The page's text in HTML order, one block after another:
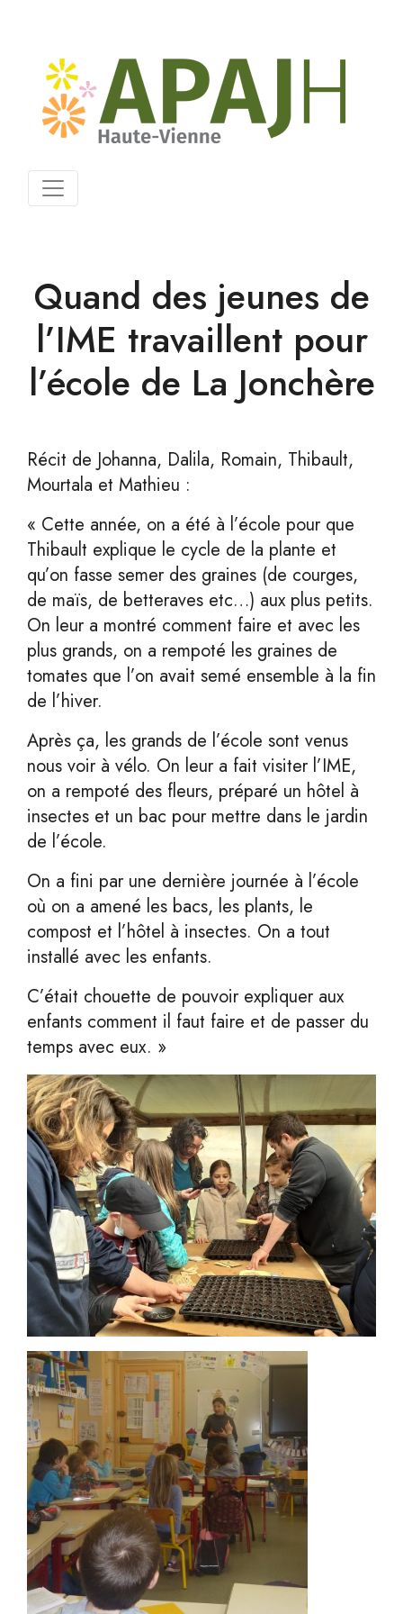
Quand des jeunes de
l’IME travaillent pour
l’école de La Jonchère
Récit de Johanna, Dalila, Romain, Thibault,
Mourtala et Mathieu :
« Cette année, on a été à l’école pour que
Thibault explique le cycle de la plante et
qu’on fasse semer des graines (de courges,
de maïs, de betteraves etc…) aux plus petits.
On leur a montré comment faire et avec les
plus grands, on a rempoté les graines de
tomates que l’on avait semé ensemble à la fin
de l’hiver.
Après ça, les grands de l’école sont venus
nous voir à vélo. On leur a fait visiter l’IME,
on a rempoté des fleurs, préparé un hôtel à
insectes et un bac pour mettre dans le jardin
de l’école.
On a fini par une dernière journée à l’école
où on a amené les bacs, les plants, le
compost et l’hôtel à insectes. On a tout
installé avec les enfants.
C’était chouette de pouvoir expliquer aux
enfants comment il faut faire et de passer du
temps avec eux. »